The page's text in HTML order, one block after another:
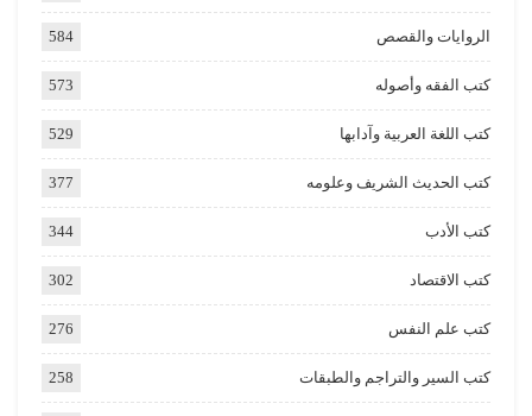
الروايات والقصص 584
كتب الفقه وأصوله 573
كتب اللغة العربية وآدابها 529
كتب الحديث الشريف وعلومه 377
كتب الأدب 344
كتب الاقتصاد 302
كتب علم النفس 276
كتب السير والتراجم والطبقات 258